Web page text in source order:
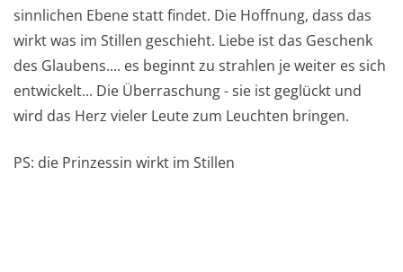
sinnlichen Ebene statt findet. Die Hoffnung, dass das
wirkt was im Stillen geschieht. Liebe ist das Geschenk
des Glaubens.... es beginnt zu strahlen je weiter es sich
entwickelt... Die Überraschung - sie ist geglückt und
wird das Herz vieler Leute zum Leuchten bringen.
PS: die Prinzessin wirkt im Stillen